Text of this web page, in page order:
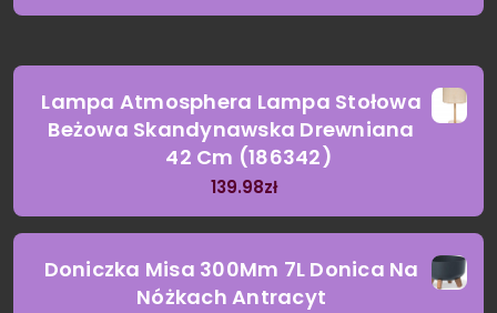
Lampa Atmosphera Lampa Stołowa
Beżowa Skandynawska Drewniana
42 Cm (186342)
139.98zł
Doniczka Misa 300Mm 7L Donica Na
Nóżkach Antracyt